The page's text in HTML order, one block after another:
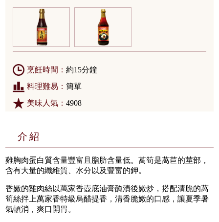
烹飪時間：約15分鐘
料理難易：簡單
美味人氣：4908
介紹
雞胸肉蛋白質含量豐富且脂肪含量低。萵筍是萵苣的莖部，
含有大量的纖維質、水分以及豐富的鉀。
香嫩的雞肉絲以萬家香壺底油膏醃漬後嫩炒，搭配清脆的萵
筍絲拌上萬家香特級烏醋提香，清香脆嫩的口感，讓夏季暑
氣頓消，爽口開胃。